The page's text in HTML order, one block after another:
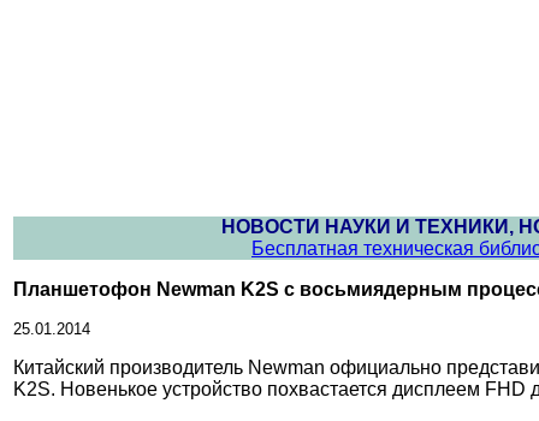
НОВОСТИ НАУКИ И ТЕХНИКИ,
Бесплатная техническая
Планшетофон Newman K2S с восьмиядерным
25.01.2014
Китайский производитель Newman официально
K2S. Новенькое устройство похвастается дисплеем